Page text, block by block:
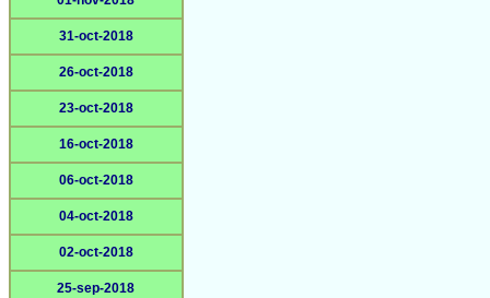
31-oct-2018
26-oct-2018
23-oct-2018
16-oct-2018
06-oct-2018
04-oct-2018
02-oct-2018
25-sep-2018